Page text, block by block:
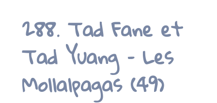
288. Tad Fane et
Tad Yuang – Les
Mollalpagas (49)